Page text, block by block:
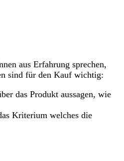
aus Erfahrung sprechen,
sind für den Kauf wichtig:
das Produkt aussagen, wie
Kriterium welches die